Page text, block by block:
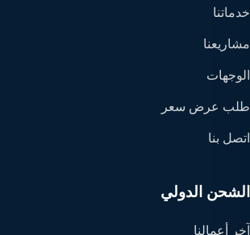
خدماتنا
مشاريعنا
الوجهات
طلب عرض سعر
اتصل بنا
الشحن الدولي
آخر أعمالنا